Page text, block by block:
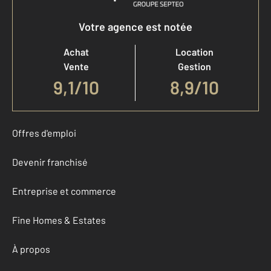
Votre agence est notée
Achat
Vente
9,1/10
Location
Gestion
8,9/10
Offres d'emploi
Devenir franchisé
Entreprise et commerce
Fine Homes & Estates
À propos